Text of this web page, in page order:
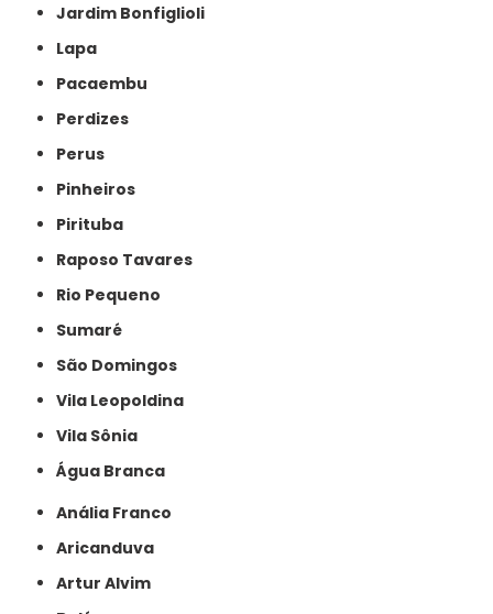
Jardim Bonfiglioli
Lapa
Pacaembu
Perdizes
Perus
Pinheiros
Pirituba
Raposo Tavares
Rio Pequeno
Sumaré
São Domingos
Vila Leopoldina
Vila Sônia
Água Branca
Anália Franco
Aricanduva
Artur Alvim